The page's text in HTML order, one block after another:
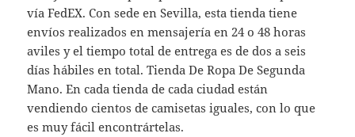
vía FedEX. Con sede en Sevilla, esta tienda tiene
envíos realizados en mensajería en 24 o 48 horas
aviles y el tiempo total de entrega es de dos a seis
días hábiles en total. Tienda De Ropa De Segunda
Mano. En cada tienda de cada ciudad están
vendiendo cientos de camisetas iguales, con lo que
es muy fácil encontrártelas.